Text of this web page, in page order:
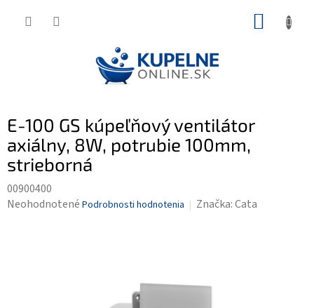
E-100 GS kúpeľňový ventilátor
axiálny, 8W, potrubie 100mm,
strieborná
00900400
Priemerné
Neohodnotené Podrobnosti hodnotenia Značka:Cata